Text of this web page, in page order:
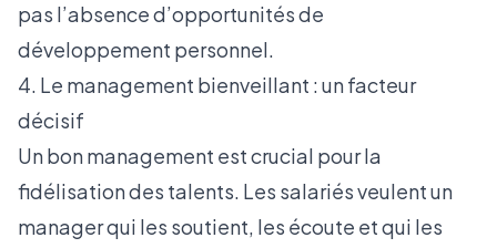
pas l’absence d’opportunités de
développement personnel.
4. Le management bienveillant : un facteur
décisif
Un bon management est crucial pour la
fidélisation des talents. Les salariés veulent un
manager qui les soutient, les écoute et qui les